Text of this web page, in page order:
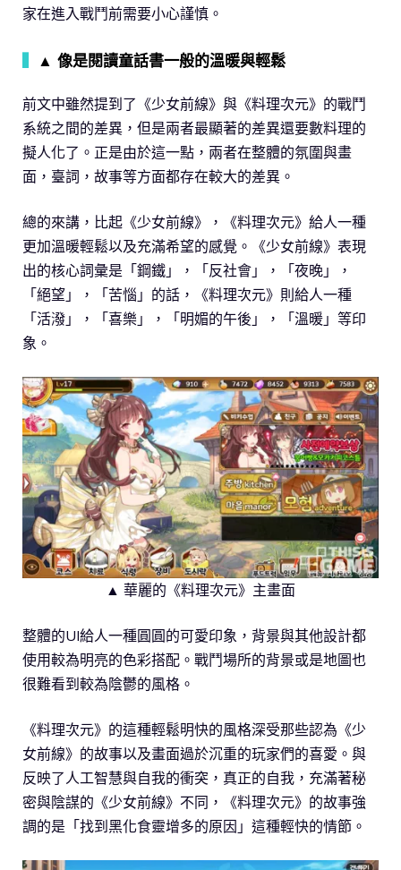
家在進入戰鬥前需要小心謹慎。
▲ 像是閱讀童話書一般的溫暖與輕鬆
前文中雖然提到了《少女前線》與《料理次元》的戰鬥
系統之間的差異，但是兩者最顯著的差異還要數料理的
擬人化了。正是由於這一點，兩者在整體的氛圍與畫
面，臺詞，故事等方面都存在較大的差異。
總的來講，比起《少女前線》，《料理次元》給人一種
更加溫暖輕鬆以及充滿希望的感覺。《少女前線》表現
出的核心詞彙是「鋼鐵」，「反社會」，「夜晚」，
「絕望」，「苦惱」的話，《料理次元》則給人一種
「活潑」，「喜樂」，「明媚的午後」，「溫暖」等印
象。
▲ 華麗的《料理次元》主畫面
整體的UI給人一種圓圓的可愛印象，背景與其他設計都
使用較為明亮的色彩搭配。戰鬥場所的背景或是地圖也
很難看到較為陰鬱的風格。
《料理次元》的這種輕鬆明快的風格深受那些認為《少
女前線》的故事以及畫面過於沉重的玩家們的喜愛。與
反映了人工智慧與自我的衝突，真正的自我，充滿著秘
密與陰謀的《少女前線》不同，《料理次元》的故事強
調的是「找到黑化食靈增多的原因」這種輕快的情節。